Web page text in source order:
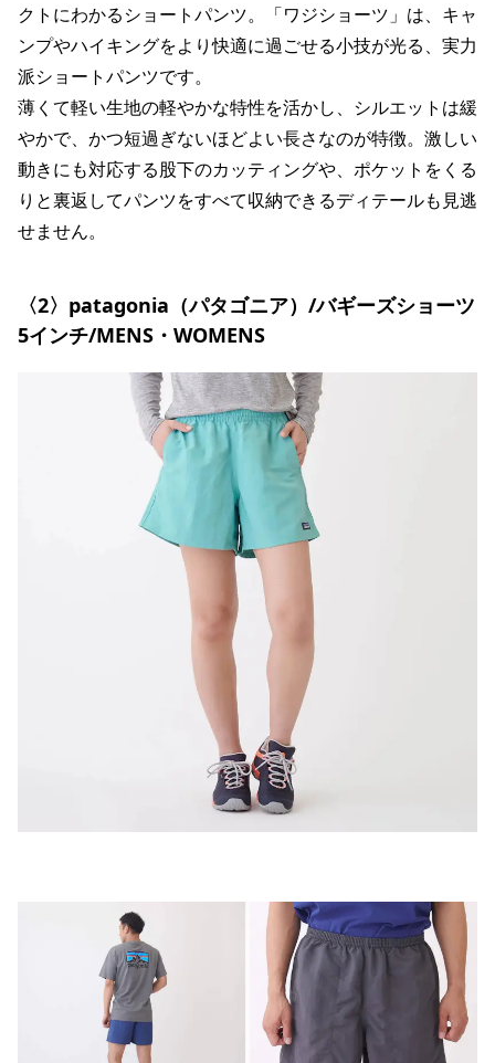
クトにわかるショートパンツ。「ワジショーツ」は、キャ
ンプやハイキングをより快適に過ごせる小技が光る、実力
派ショートパンツです。
薄くて軽い生地の軽やかな特性を活かし、シルエットは緩
やかで、かつ短過ぎないほどよい長さなのが特徴。激しい
動きにも対応する股下のカッティングや、ポケットをくる
りと裏返してパンツをすべて収納できるディテールも見逃
せません。
〈2〉patagonia（パタゴニア）/バギーズショーツ
5インチ/MENS・WOMENS